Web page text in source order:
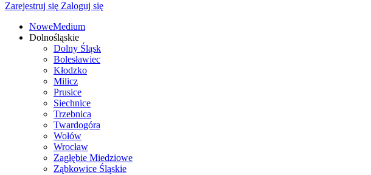
Zarejestruj się Zaloguj się
NoweMedium
Dolnośląskie
Dolny Śląsk
Bolesławiec
Kłodzko
Milicz
Prusice
Siechnice
Trzebnica
Twardogóra
Wołów
Wrocław
Zagłębie Miedziowe
Ząbkowice Śląskie